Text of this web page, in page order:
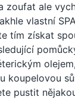
zoufat ale
vlastní
tím získat
koupelovou
pustit